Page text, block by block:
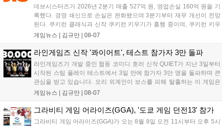
데브시스터즈가 2026년 2분기 매출 527억 원, 영업손실 160억 원을 기
록했다. 경영 쇄신으로 손실은 완화됐으며 3분기부터 재무 개선이 전망
된다. 쿠키런 클래식과 신작 쿠키런 키우기가 흥행 중이며, 쿠키런 키우
기는 13일 첫 업데이트를 시작으로 2주 간격의 콘텐츠를 제공한다. 또한
이다. 회사는 비용 효율화와 신작 흥행을 통해 하반기 실적 턴어라운드
를 이끌 방침이다....
게임뉴스 | 김규만 08-07
라인게임즈 신작 '콰이어트', 테스트 참가자 3만 돌파
라인게임즈가 개발 중인 협동 코미디 호러 신작 QUIET가 지난 3일부터
시작된 스팀 플레이 테스트에서 3일 만에 참가자 3만 명을 돌파하며 큰
관심을 받고 있습니다. 오리 외계인이 보스를 피해 탈출하는 이 게임은
최대 4인 협동을 지원하며, 소음 관리와 물리 법칙을 활용한 전략적 플레
을 개선 중이며, 상세 정보는 스팀 페이지에서 확인 가능합니다....
게임뉴스 | 김규만 08-07
그라비티 게임 어라이즈(GGA), '도쿄 게임 던전13' 참가
그라비티 게임 어라이즈(GGA)가 오는 8월 8일 오전 11시부터 오후 5시